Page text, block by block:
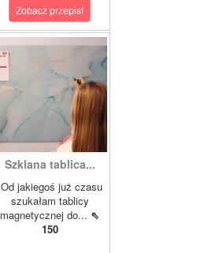
Zobacz przepis!
Szklana tablica...
Od jakiegoś już czasu
szukałam tablicy
magnetycznej do... ⇖
150